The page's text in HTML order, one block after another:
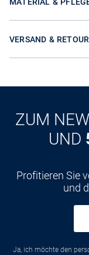
VERSAND &
ZUM
UND
Profitieren Sie
und
Ja, ich möchte den